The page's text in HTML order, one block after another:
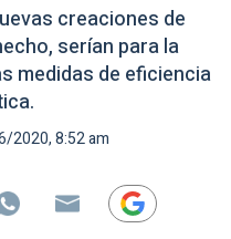
creaciones de
serían para la
medidas de eficiencia
2020, 8:52 am